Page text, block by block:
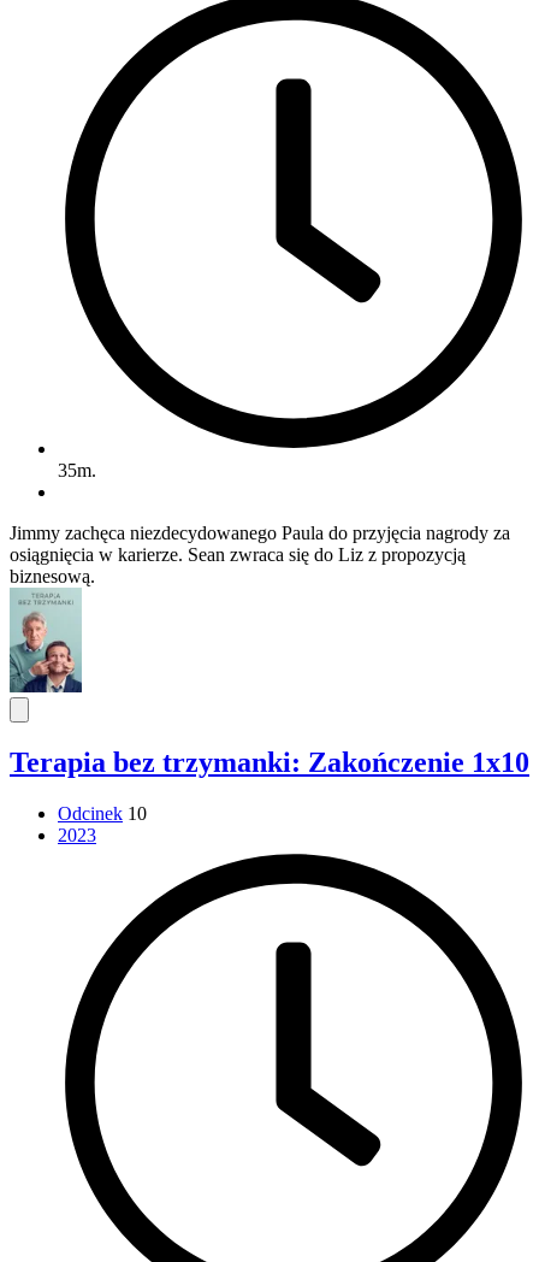
35m.
Jimmy zachęca niezdecydowanego Paula do przyjęcia nagrody za
osiągnięcia w karierze. Sean zwraca się do Liz z propozycją
biznesową.
Terapia bez trzymanki: Zakończenie 1x10
Odcinek 10
2023